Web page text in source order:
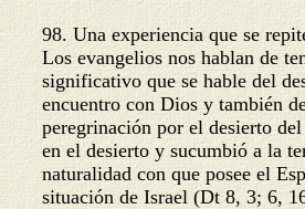
98. Una experiencia que se
Los evangelios nos hablan de
significativo que se hable del
encuentro con Dios y también
peregrinación por el desierto
en el desierto y sucumbió a la
naturalidad con que posee el
situación de Israel (Dt 8, 3; 6,